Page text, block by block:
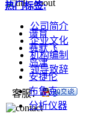
热门标签:
谱育
赛默飞
岛津
安捷伦
布鲁克
分析仪器
公司简介
企业文化
机构编制
领导致辞
客服：